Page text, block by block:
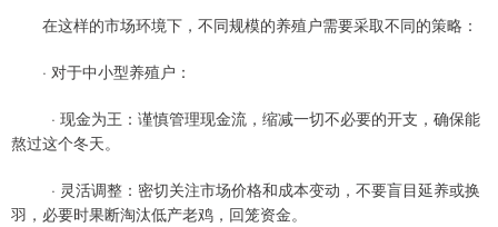
在这样的市场环境下，不同规模的养殖户需要采取不同的策略：
· 对于中小型养殖户：
· 现金为王：谨慎管理现金流，缩减一切不必要的开支，确保能
熬过这个冬天。
· 灵活调整：密切关注市场价格和成本变动，不要盲目延养或换
羽，必要时果断淘汰低产老鸡，回笼资金。